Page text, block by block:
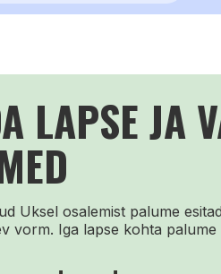
LAPSE JA
Uksel osalemist palume
vorm. Iga lapse kohta